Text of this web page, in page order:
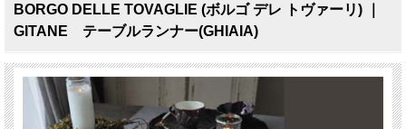
BORGO DELLE TOVAGLIE (ボルゴ デレ トヴァーリ) ｜
GITANE テーブルランナー(GHIAIA)